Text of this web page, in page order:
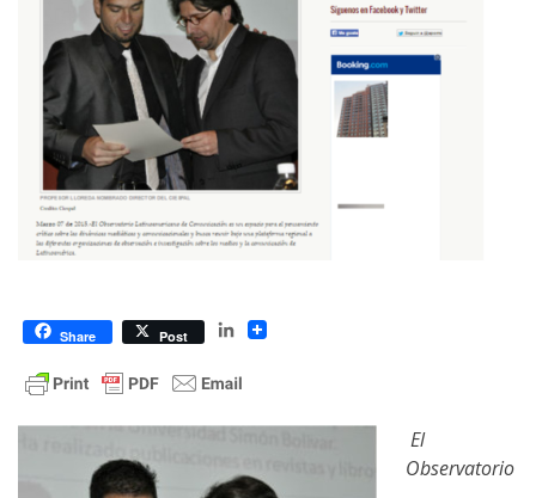
Share Post LinkedIn
El
Observatorio